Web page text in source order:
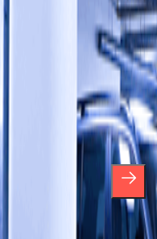
en
verrassingen.
voor het
van Parclick. Zonder
wanneer u maar wilt in